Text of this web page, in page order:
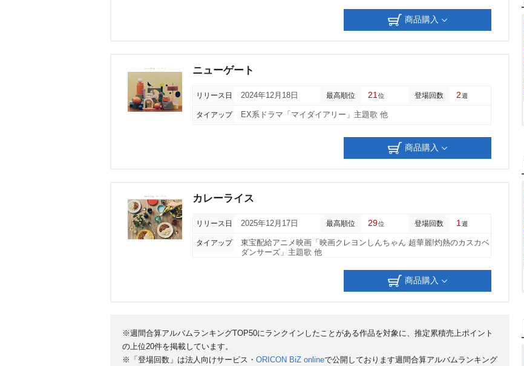
商品購入
ニューゲート
リリース日 2024年12月18日 最高順位 21 位 登場回数 2週
タイアップ EX系ドラマ「マイダイアリー」主題歌 他
商品購入
カレーライス
リリース日 2025年12月17日 最高順位 29位 登場回数 1 週
タイアップ
東宝配給アニメ映画「映画クレヨンしんちゃん 超華麗!灼熱のカスカベ
ダンサーズ」主題歌 他
商品購入
※週間合算アルバムランキングTOP50にランクインしたことがある作品を対象に、推定累積売上ポイント
の上位20件を掲載しています。
※「登場回数」は法人向けサービス・ ORICON BiZ onlineで公開しております週間合算アルバムランキング